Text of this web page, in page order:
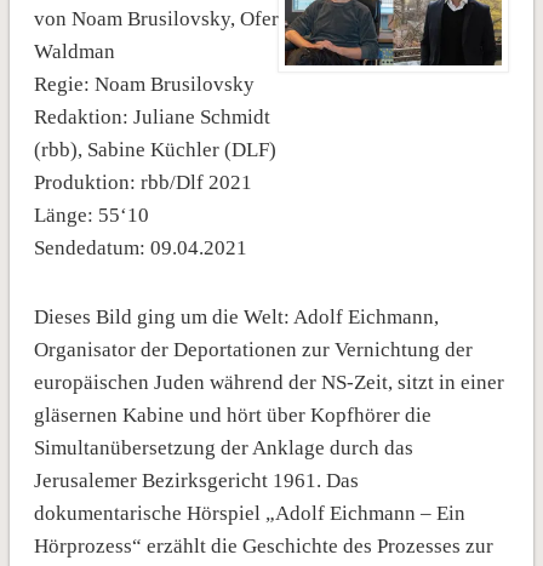
von Noam Brusilovsky, Ofer
Waldman
Regie: Noam Brusilovsky
Redaktion: Juliane Schmidt
(rbb), Sabine Küchler (DLF)
Produktion: rbb/Dlf 2021
Länge: 55‘10
Sendedatum: 09.04.2021
Dieses Bild ging um die Welt: Adolf Eichmann,
Organisator der Deportationen zur Vernichtung der
europäischen Juden während der NS-Zeit, sitzt in einer
gläsernen Kabine und hört über Kopfhörer die
Simultanübersetzung der Anklage durch das
Jerusalemer Bezirksgericht 1961. Das
dokumentarische Hörspiel „Adolf Eichmann – Ein
Hörprozess“ erzählt die Geschichte des Prozesses zur